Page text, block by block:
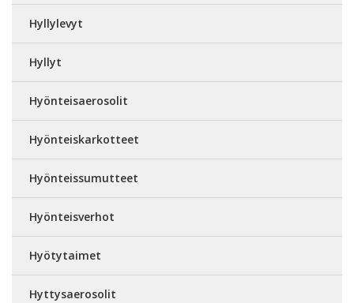
Hyllylevyt
Hyllyt
Hyönteisaerosolit
Hyönteiskarkotteet
Hyönteissumutteet
Hyönteisverhot
Hyötytaimet
Hyttysaerosolit